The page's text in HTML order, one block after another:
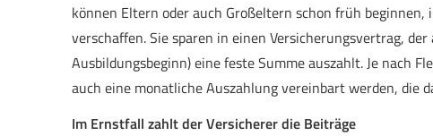
können Eltern oder auch Großeltern schon früh
verschaffen. Sie sparen in einen Versicherungsvertrag,
Ausbildungsbeginn) eine feste Summe auszahlt. Je nach
auch eine monatliche Auszahlung vereinbart werden, die
Im Ernstfall zahlt der Versicherer die Beiträge